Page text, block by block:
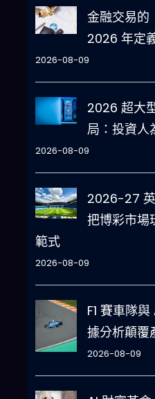
金融交易的
2026 年定
2026-08-09
2026 超大
局：投資人
2026-08-09
2026-27
把博彩市場
範式
2026-08-09
F1 賽車隊
據分析顛覆
2026-08-09